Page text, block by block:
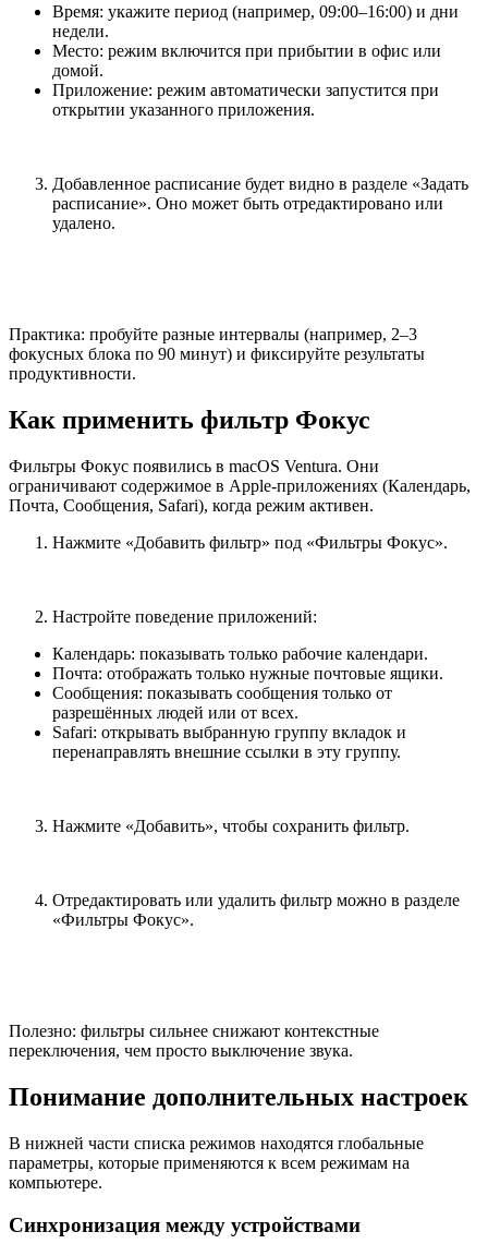
Время: укажите период (например, 09:00–16:00) и дни
недели.
Место: режим включится при прибытии в офис или
домой.
Приложение: режим автоматически запустится при
открытии указанного приложения.
Добавленное расписание будет видно в разделе «Задать
расписание». Оно может быть отредактировано или
удалено.
Практика: пробуйте разные интервалы (например, 2–3
фокусных блока по 90 минут) и фиксируйте результаты
продуктивности.
Как применить фильтр Фокус
Фильтры Фокус появились в macOS Ventura. Они
ограничивают содержимое в Apple-приложениях (Календарь,
Почта, Сообщения, Safari), когда режим активен.
Нажмите «Добавить фильтр» под «Фильтры Фокус».
Настройте поведение приложений:
Календарь: показывать только рабочие календари.
Почта: отображать только нужные почтовые ящики.
Сообщения: показывать сообщения только от
разрешённых людей или от всех.
Safari: открывать выбранную группу вкладок и
перенаправлять внешние ссылки в эту группу.
Нажмите «Добавить», чтобы сохранить фильтр.
Отредактировать или удалить фильтр можно в разделе
«Фильтры Фокус».
Полезно: фильтры сильнее снижают контекстные
переключения, чем просто выключение звука.
Понимание дополнительных настроек
В нижней части списка режимов находятся глобальные
параметры, которые применяются к всем режимам на
компьютере.
Синхронизация между устройствами